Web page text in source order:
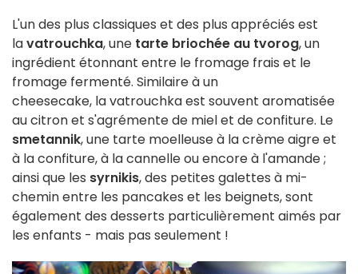
L'un des plus classiques et des plus appréciés est
lavatrouchka, une tarte briochée au tvorog, un
ingrédient étonnant entre le fromage frais et le
fromage fermenté. Similaire à un
cheesecake, la vatrouchka est souvent aromatisée
au citron et s'agrémente de miel et de confiture. Le
smetannik, une tarte moelleuse à la crème aigre et
à la confiture, à la cannelle ou encore à l'amande ;
ainsi que les syrnikis, des petites galettes à mi-
chemin entre les pancakes et les beignets, sont
également des desserts particulièrement aimés par
les enfants - mais pas seulement !